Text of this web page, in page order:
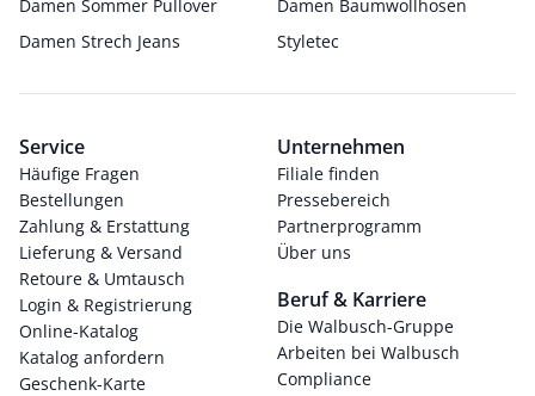
Damen Sommer Pullover
Damen Baumwollhosen
Damen Strech Jeans
Styletec
Service
Häufige Fragen
Bestellungen
Zahlung & Erstattung
Lieferung & Versand
Retoure & Umtausch
Login & Registrierung
Online-Katalog
Katalog anfordern
Geschenk-Karte
Unternehmen
Filiale finden
Pressebereich
Partnerprogramm
Über uns
Beruf & Karriere
Die Walbusch-Gruppe
Arbeiten bei Walbusch
Compliance